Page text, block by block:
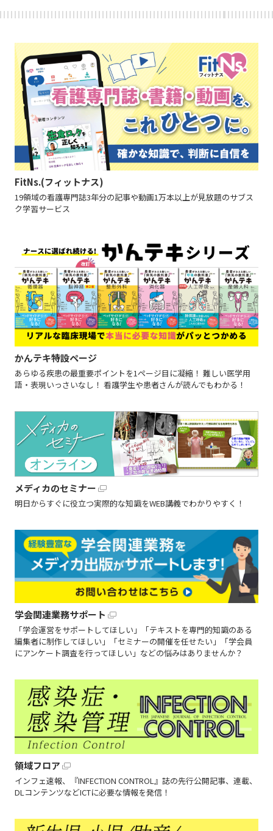
FitNs.(フィットナス)
19領域の看護専門誌3年分の記事や動画1万本以上が見放題のサブス
ク学習サービス
かんテキ特設ページ
あらゆる疾患の最重要ポイントを1ページ目に凝縮！ 難しい医学用
語・表現いっさいなし！ 看護学生や患者さんが読んでもわかる！
メディカのセミナー
明日からすぐに役立つ実際的な知識をWEB講義でわかりやすく！
学会関連業務サポート
「学会運営をサポートしてほしい」「テキストを専門的知識のある
編集者に制作してほしい」「セミナーの開催を任せたい」「学会員
にアンケート調査を行ってほしい」などの悩みはありませんか？
領域フロア
インフェ速報、『INFECTION CONTROL』誌の先行公開記事、連載、
DLコンテンツなどICTに必要な情報を発信！